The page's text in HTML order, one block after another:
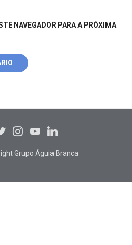
NAVEGADOR PARA A PRÓXIMA
Grupo Águia Branca